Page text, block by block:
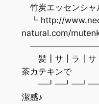
竹炭エッセンシャ
┗ http://
natural.com/
髪┃サ┃
茶カテキンで
潔感♪